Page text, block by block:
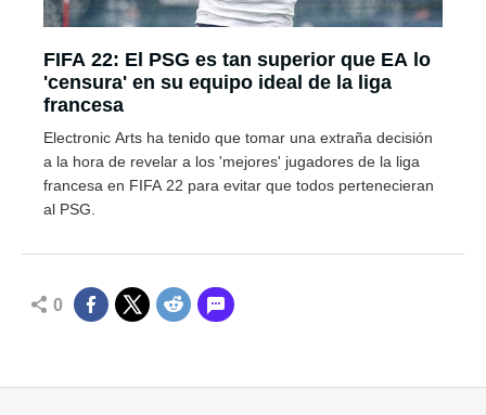
FIFA 22: El PSG es tan superior que EA lo
'censura' en su equipo ideal de la liga
francesa
Electronic Arts ha tenido que tomar una extraña decisión
a la hora de revelar a los 'mejores' jugadores de la liga
francesa en FIFA 22 para evitar que todos pertenecieran
al PSG.
0